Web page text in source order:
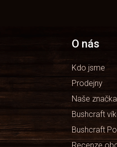
O nás
Kdo jsme
Prodejny
Naše
Bushcraft
Bushcraft